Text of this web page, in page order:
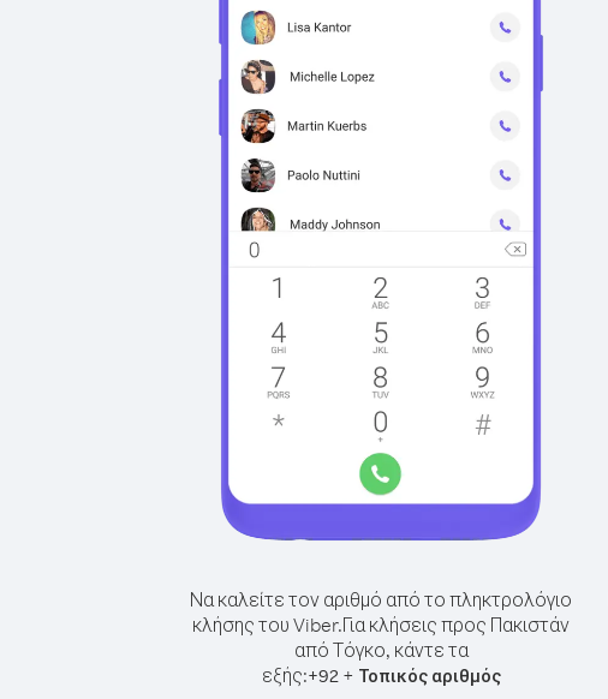
Να καλείτε τον αριθμό από το πληκτρολόγιο
κλήσης του Viber.Για κλήσεις προς Πακιστάν
από Τόγκο, κάντε τα
εξής:+92+ Τοπικός αριθμός